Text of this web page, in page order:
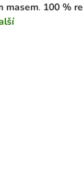
masem. 100 %